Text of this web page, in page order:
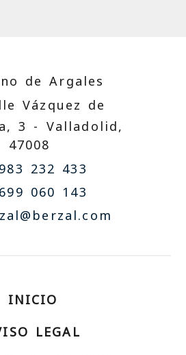
de Argales
Vázquez de
3 - Valladolid,
47008
983 232 433
699 060 143
berzal.com
INICIO
LEGAL